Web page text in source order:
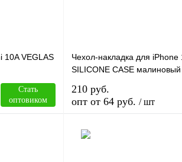
10A VEGLAS
Стать
оптовиком
Чехол-накладка для iPhone
SILICONE CASE
210 руб.
опт от 64 руб. / шт